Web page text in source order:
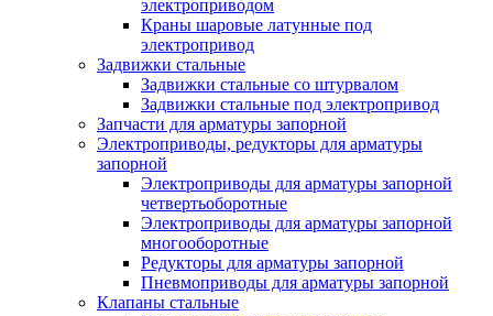
электроприводом
Краны шаровые латунные под
электропривод
Задвижки стальные
Задвижки стальные со штурвалом
Задвижки стальные под электропривод
Запчасти для арматуры запорной
Электроприводы, редукторы для арматуры
запорной
Электроприводы для арматуры запорной
четвертьоборотные
Электроприводы для арматуры запорной
многооборотные
Редукторы для арматуры запорной
Пневмоприводы для арматуры запорной
Клапаны стальные